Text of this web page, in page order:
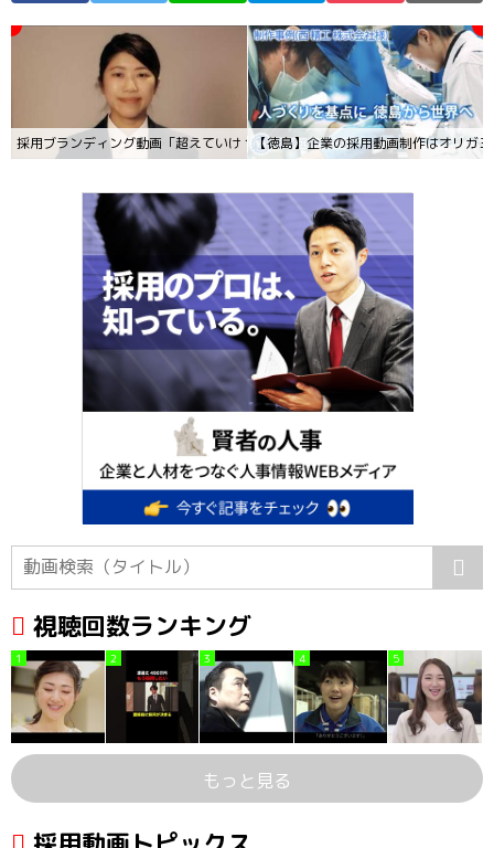
【徳島】企業の採用動画制作はオリガ
採用ブランディング動画「超えていけ 今を｡｣
視聴回数ランキング
1 2 3 4 5
もっと見る